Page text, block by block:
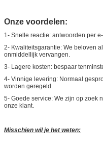
Onze voordelen:
1- Snelle reactie: antwoorden per
2- Kwaliteitsgarantie: We beloven
onmiddellijk vervangen.
3- Lagere kosten: bespaar
4- Vinnige levering: Normaal
worden geregeld.
5- Goede service: We zijn op zoek
onze klant.
Misschien wil je het weten: